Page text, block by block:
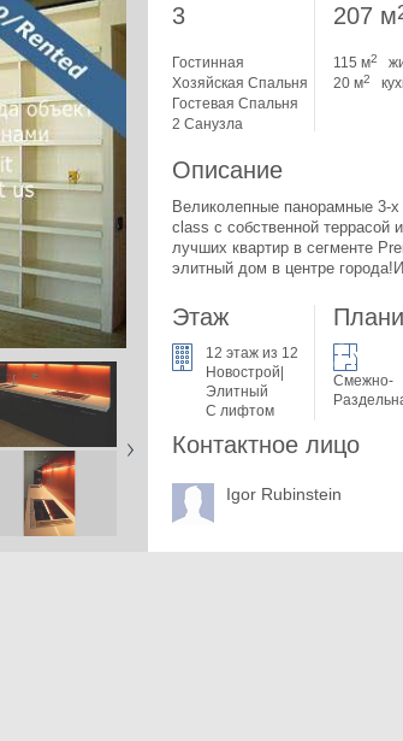
3
Гостинная
Хозяйская Спальня
Гостевая Спальня
2 Санузла
207 м
115 м2
20 м2
Описание
Великолепные панорамные 3-
class с собственной террасой
лучших квартир в сегменте
элитный дом в центре
Этаж
12 этаж из 12
Новострой|
Элитный
С лифтом
Смежно-
Контактное лицо
Igor Rubinstein